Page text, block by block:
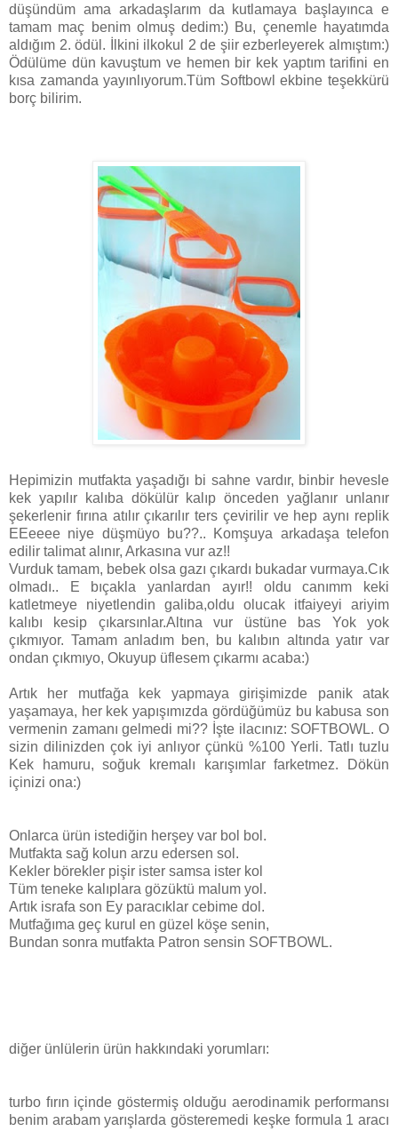
düşündüm ama arkadaşlarım da kutlamaya başlayınca e
tamam maç benim olmuş dedim:) Bu, çenemle hayatımda
aldığım 2. ödül. İlkini ilkokul 2 de şiir ezberleyerek almıştım:)
Ödülüme dün kavuştum ve hemen bir kek yaptım tarifini en
kısa zamanda yayınlıyorum.Tüm Softbowl ekbine teşekkürü
borç bilirim.
Hepimizin mutfakta yaşadığı bi sahne vardır, binbir hevesle
kek yapılır kalıba dökülür kalıp önceden yağlanır unlanır
şekerlenir fırına atılır çıkarılır ters çevirilir ve hep aynı replik
EEeeee niye düşmüyo bu??.. Komşuya arkadaşa telefon
edilir talimat alınır, Arkasına vur az!!
Vurduk tamam, bebek olsa gazı çıkardı bukadar vurmaya.Cık
olmadı.. E bıçakla yanlardan ayır!! oldu canımm keki
katletmeye niyetlendin galiba,oldu olucak itfaiyeyi ariyim
kalıbı kesip çıkarsınlar.Altına vur üstüne bas Yok yok
çıkmıyor. Tamam anladım ben, bu kalıbın altında yatır var
ondan çıkmıyo, Okuyup üflesem çıkarmı acaba:)
Artık her mutfağa kek yapmaya girişimizde panik atak
yaşamaya, her kek yapışımızda gördüğümüz bu kabusa son
vermenin zamanı gelmedi mi?? İşte ilacınız: SOFTBOWL. O
sizin dilinizden çok iyi anlıyor çünkü %100 Yerli. Tatlı tuzlu
Kek hamuru, soğuk kremalı karışımlar farketmez. Dökün
içinizi ona:)
Onlarca ürün istediğin herşey var bol bol.
Mutfakta sağ kolun arzu edersen sol.
Kekler börekler pişir ister samsa ister kol
Tüm teneke kalıplara gözüktü malum yol.
Artık israfa son Ey paracıklar cebime dol.
Mutfağıma geç kurul en güzel köşe senin,
Bundan sonra mutfakta Patron sensin SOFTBOWL.
diğer ünlülerin ürün hakkındaki yorumları:
turbo fırın içinde göstermiş olduğu aerodinamik performansı
benim arabam yarışlarda gösteremedi keşke formula 1 aracı